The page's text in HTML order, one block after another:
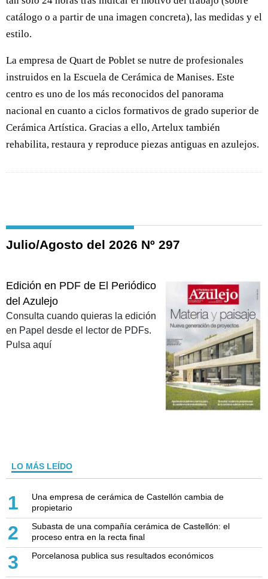
catálogo o a partir de una imagen concreta), las medidas y el
estilo.
La empresa de Quart de Poblet se nutre de profesionales
instruidos en la Escuela de Cerámica de Manises. Este
centro es uno de los más reconocidos del panorama
nacional en cuanto a ciclos formativos de grado superior de
Cerámica Artística. Gracias a ello, Artelux también
rehabilita, restaura y reproduce piezas antiguas en azulejos.
Julio/Agosto del 2026 Nº 297
Edición en PDF de El Periódico
del Azulejo
Consulta cuando quieras la edición
en Papel desde el lector de PDFs.
Pulsa aquí
LO MÁS LEÍDO
1
Una empresa de cerámica de Castellón cambia de
propietario
2
Subasta de una compañía cerámica de Castellón: el
proceso entra en la recta final
3 Porcelanosa publica sus resultados económicos